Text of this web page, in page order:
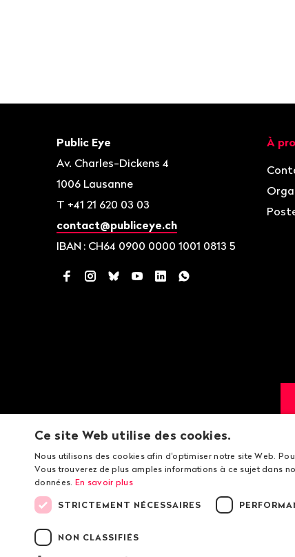
Contact
Public Eye
Av. Charles-Dickens 4
1006 Lausanne
T +41 21 620 03 03
contact@publiceye.ch
IBAN : CH64 0900 0000 1001 0813 5
FacebookInstagram
BlueskyYouTubeLinkedInWhatsApp
À
Ce site Web utilise des cookies.
Nous utilisons des cookies afin d'optimiser notre site Web.
Vous trouverez de plus amples informations à ce sujet dans
données. En savoir plus
STRICTEMENT NÉCESSAIRES
NON CLASSIFIÉS